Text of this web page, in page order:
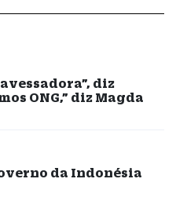
diz
ONG,” diz Magda
da Indonésia